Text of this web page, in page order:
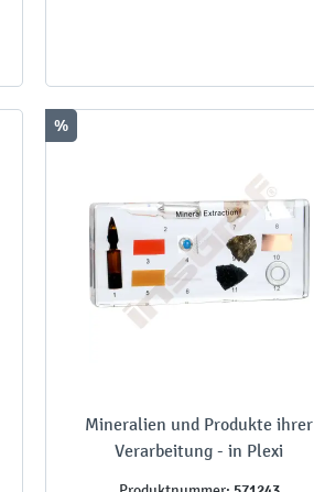
%
Mineralien und Produkte ihrer
Verarbeitung - in Plexi